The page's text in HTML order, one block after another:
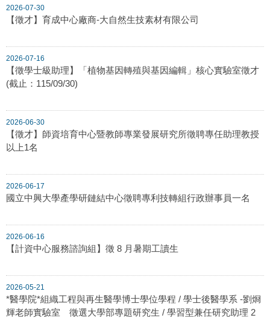
2026-07-30
【徵才】育成中心廠商-大自然生技素材有限公司
2026-07-16
【徵學士級助理】「植物基因轉殖與基因編輯」核心實驗室徵才
(截止：115/09/30)
2026-06-30
【徵才】師資培育中心暨教師專業發展研究所徵聘專任助理教授
以上1名
2026-06-17
國立中興大學產學研鏈結中心徵聘專利技轉組行政辦事員一名
2026-06-16
【計資中心服務諮詢組】徵 8 月暑期工讀生
2026-05-21
*醫學院*組織工程與再生醫學博士學位學程 / 學士後醫學系 -劉烱
輝老師實驗室 徵選大學部專題研究生 / 學習型兼任研究助理 2